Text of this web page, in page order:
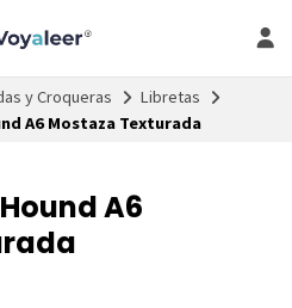
y Croqueras
Libretas
A6 Mostaza Texturada
A6